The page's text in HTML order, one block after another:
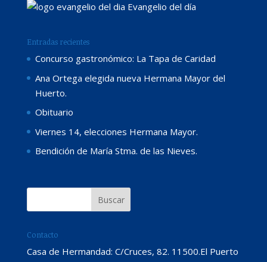
Evangelio del día
Entradas recientes
Concurso gastronómico: La Tapa de Caridad
Ana Ortega elegida nueva Hermana Mayor del
Huerto.
Obituario
Viernes 14, elecciones Hermana Mayor.
Bendición de María Stma. de las Nieves.
Contacto
Casa de Hermandad: C/Cruces, 82. 11500.El Puerto